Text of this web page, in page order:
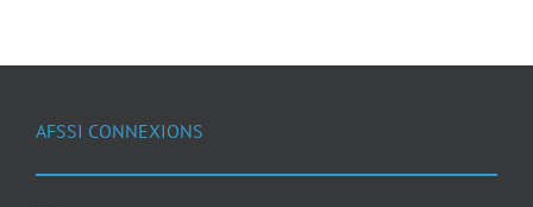
AFSSI CONNEXIONS